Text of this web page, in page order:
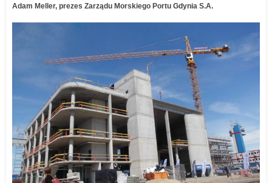
Adam Meller, prezes Zarządu Morskiego Portu Gdynia S.A.